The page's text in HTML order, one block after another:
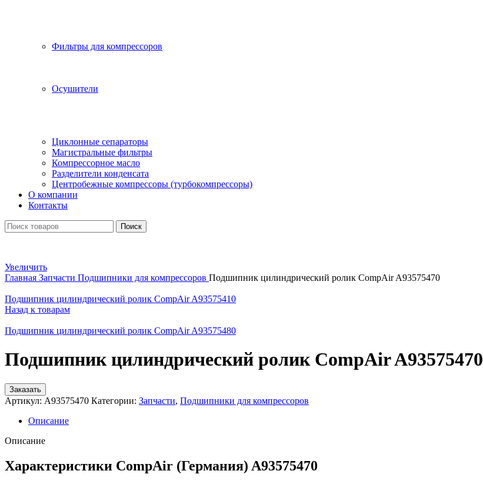
Фильтры для компрессоров
Осушители
Циклонные сепараторы
Магистральные фильтры
Компрессорное масло
Разделители конденсата
Центробежные компрессоры (турбокомпрессоры)
О компании
Контакты
Поиск
Увеличить
Главная Запчасти Подшипники для компрессоров Подшипник цилиндрический ролик CompAir A93575470
Подшипник цилиндрический ролик CompAir A93575410
Назад к товарам
Подшипник цилиндрический ролик CompAir A93575480
Подшипник цилиндрический ролик CompAir A93575470
Заказать
Артикул: A93575470 Категории: Запчасти, Подшипники для компрессоров
Описание
Описание
Характеристики CompAir (Германия) A93575470